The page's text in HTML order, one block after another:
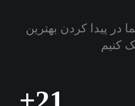
در پیدا کردن بهترین
کنیم